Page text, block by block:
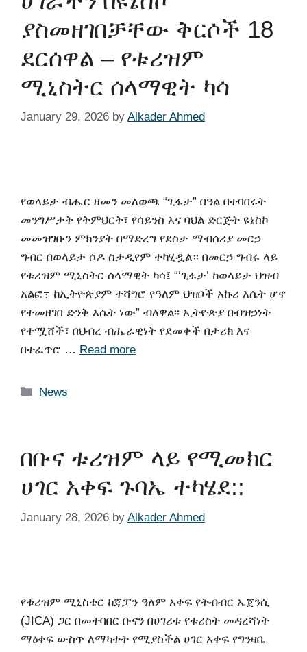
ያስመዘገበቻቸው ቅርሶች 18
ደርሰዋል – የቱሪዝም
ሚኒስትር ሰላማዊት ካሳ
January 29, 2026 by Alkader Ahmed
የወላይታ ብሔር ዘመን መለወጫ “ጊፋታ” በዓል በተባበሩት
መንግሥታት የትምህርት፣ የሳይንስ እና ባህል ድርጅት ዩኔስኮ
መመዝገቡን ምክንያት በማድረግ የደስታ ማብሰሪያ መርኃ
ግብር በወላይታ ሶዶ ስታዲየም ተካሂዷል። በመርኃ ግብሩ ላይ
የቱሪዝም ሚኒስትር ሰላማዊት ካሳ፤ “‘ጊፋታ’ ከወላይታ ህዝብ
አልፎ߹ ከኢትዮጵያም ተሻግሮ የዓለም ህዝቦች አኩሪ እሴት ሆኖ
የተመዘገበ ድንቅ እሴት ነው” ብለዋል፡፡ ኢትዮጵያ በብዝኃነት
የተሟሸች፣ በህብረ ብሔራዊነት የደመቀች በታሪክ እና
በተፈጥሮ … Read more
News
በቡና ቱሪዝም ላይ የሚመክር
ሀገር አቀፍ ጉባኤ ተካሄደ::
January 28, 2026 by Alkader Ahmed
የቱሪዝም ሚኒስቴር ከጃፓን ዓለም አቀፍ የትብብር ኤጀንሲ
(JICA) ጋር በመተባበር ቡናን በሀገሪቱ የቱሪስት መዳረሻነት
ማዕቀፍ ውስጥ ለማካተት የሚያስችል ሀገር አቀፍ የግንዛቤ